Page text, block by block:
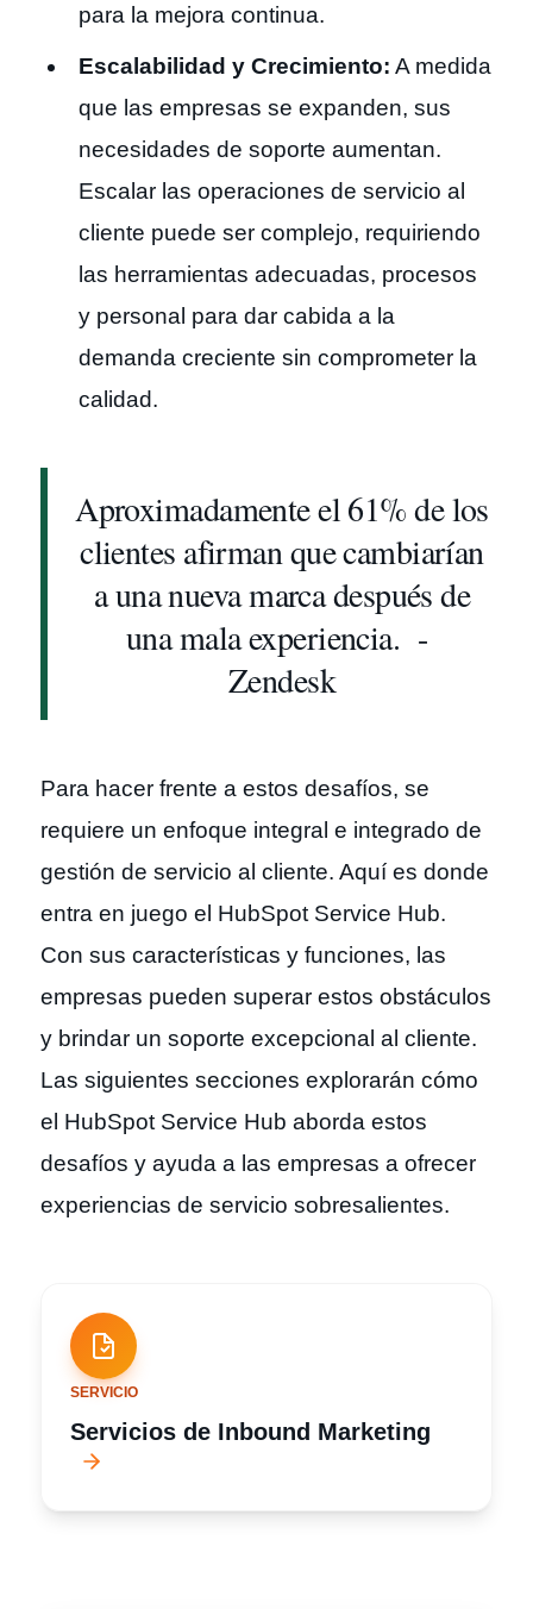
para la mejora continua.
Escalabilidad y Crecimiento: A medida
que las empresas se expanden, sus
necesidades de soporte aumentan.
Escalar las operaciones de servicio al
cliente puede ser complejo, requiriendo
las herramientas adecuadas, procesos
y personal para dar cabida a la
demanda creciente sin comprometer la
calidad.
Aproximadamente el 61% de los
clientes afirman que cambiarían
a una nueva marca después de
una mala experiencia. -
Zendesk
Para hacer frente a estos desafíos, se
requiere un enfoque integral e integrado de
gestión de servicio al cliente. Aquí es donde
entra en juego el HubSpot Service Hub.
Con sus características y funciones, las
empresas pueden superar estos obstáculos
y brindar un soporte excepcional al cliente.
Las siguientes secciones explorarán cómo
el HubSpot Service Hub aborda estos
desafíos y ayuda a las empresas a ofrecer
experiencias de servicio sobresalientes.
SERVICIO
Servicios de Inbound Marketing